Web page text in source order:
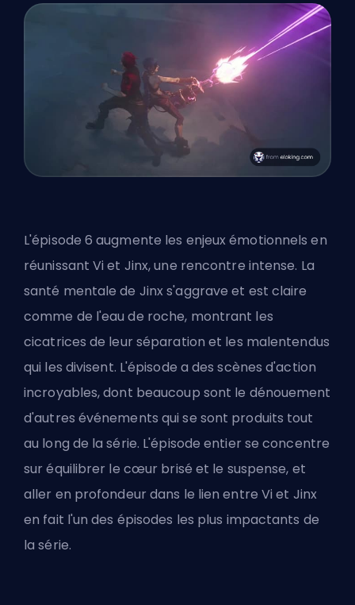
L'épisode 6 augmente les enjeux émotionnels en
réunissant Vi et Jinx, une rencontre intense. La
santé mentale de Jinx s'aggrave et est claire
comme de l'eau de roche, montrant les
cicatrices de leur séparation et les malentendus
qui les divisent. L'épisode a des scènes d'action
incroyables, dont beaucoup sont le dénouement
d'autres événements qui se sont produits tout
au long de la série. L'épisode entier se concentre
sur équilibrer le cœur brisé et le suspense, et
aller en profondeur dans le lien entre Vi et Jinx
en fait l'un des épisodes les plus impactants de
la série.